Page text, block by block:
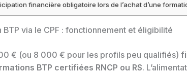
financière obligatoire lors de l’achat d’une
BTP via le CPF : fonctionnement et éligibilité
€ (ou 8 000 € pour les profils peu qualifiés)
BTP certifiées RNCP ou RS.